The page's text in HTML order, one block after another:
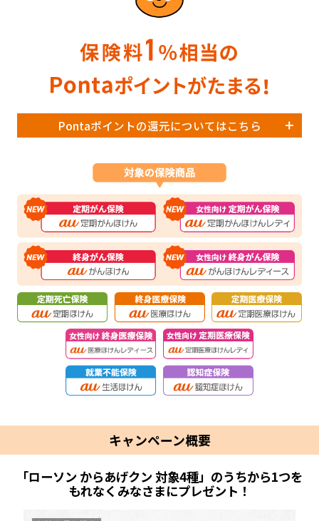
Pontaポイントの還元についてはこちら
キャンペーン概要
「ローソン からあげクン 対象4種」のうちから1つを
もれなくみなさまにプレゼント！